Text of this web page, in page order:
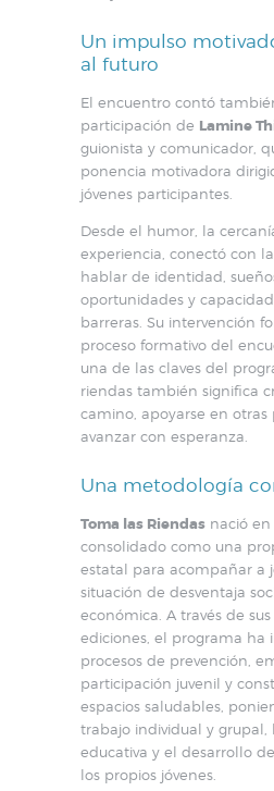
Un impulso
al futuro
El encuentro contó
participación de Lamine
guionista y comunicador,
ponencia motivadora
jóvenes participantes.
Desde el humor, la
experiencia, conectó con
hablar de identidad,
oportunidades y
barreras. Su intervención
proceso formativo del
una de las claves del
riendas también significa
camino, apoyarse en otras
avanzar con esperanza.
Una metodología
Toma las Riendas nació en
consolidado como una
estatal para acompañar a
situación de desventaja
económica. A través de
ediciones, el programa ha
procesos de prevención,
participación juvenil y
espacios saludables,
trabajo individual y grupal,
educativa y el desarrollo
los propios jóvenes.